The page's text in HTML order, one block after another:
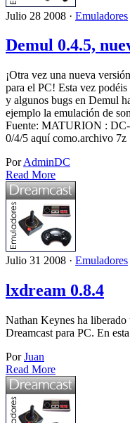
Julio 28 2008 · Emuladores
Demul 0.4.5,
¡Otra vez una nueva
para el PC! Esta vez
y algunos bugs en Demul
ejemplo la emulación de
Fuente: MATURION : DC-
0/4/5 aquí como.archivo 7z
PorAdminDC
Read More
Julio 31 2008 · Emuladores
lxdream 0.8.4
Nathan Keynes ha liberado
Dreamcast para PC. En
PorJuan
Read More